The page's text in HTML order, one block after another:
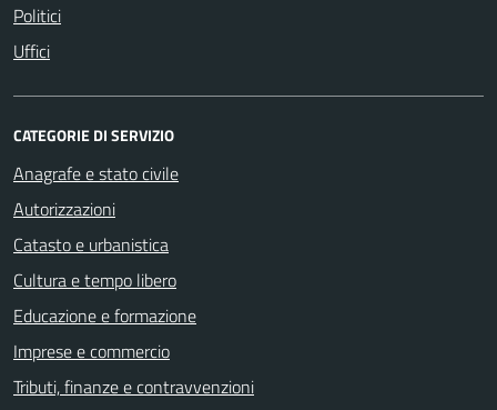
Politici
Uffici
CATEGORIE DI SERVIZIO
Anagrafe e stato civile
Autorizzazioni
Catasto e urbanistica
Cultura e tempo libero
Educazione e formazione
Imprese e commercio
Tributi, finanze e contravvenzioni